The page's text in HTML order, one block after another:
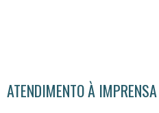
ATENDIMENTO À IMPRENSA